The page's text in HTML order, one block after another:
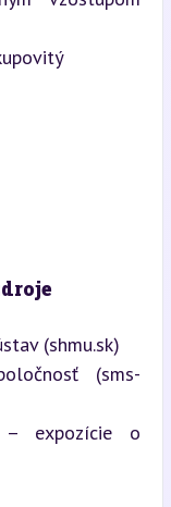
(shmu.sk)
(sms-
– expozície o